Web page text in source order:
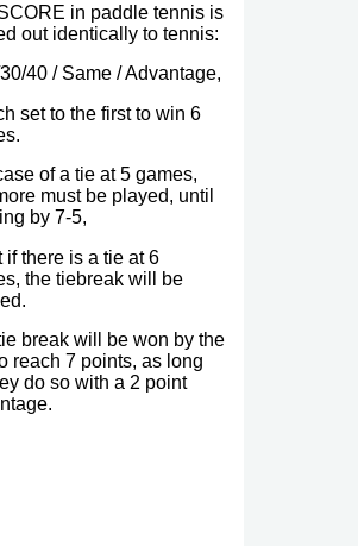
in paddle tennis is
out identically to tennis:
40 / Same / Advantage,
set to the first to win 6
of a tie at 5 games,
must be played, until
by 7-5,
if there is a tie at 6
the tiebreak will be
break will be won by the
reach 7 points, as long
do so with a 2 point